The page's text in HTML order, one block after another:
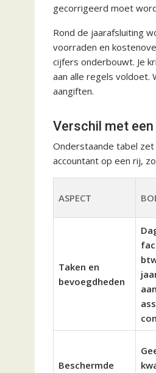
gecorrigeerd moet
Rond de jaarafsluiting
voorraden en
cijfers onderbouwt. Je
aan alle regels voldoet.
aangiften.
Verschil met
Onderstaande tabel zet
accountant op een rij,
ASPECT
Taken en
bevoegdheden
Beschermde